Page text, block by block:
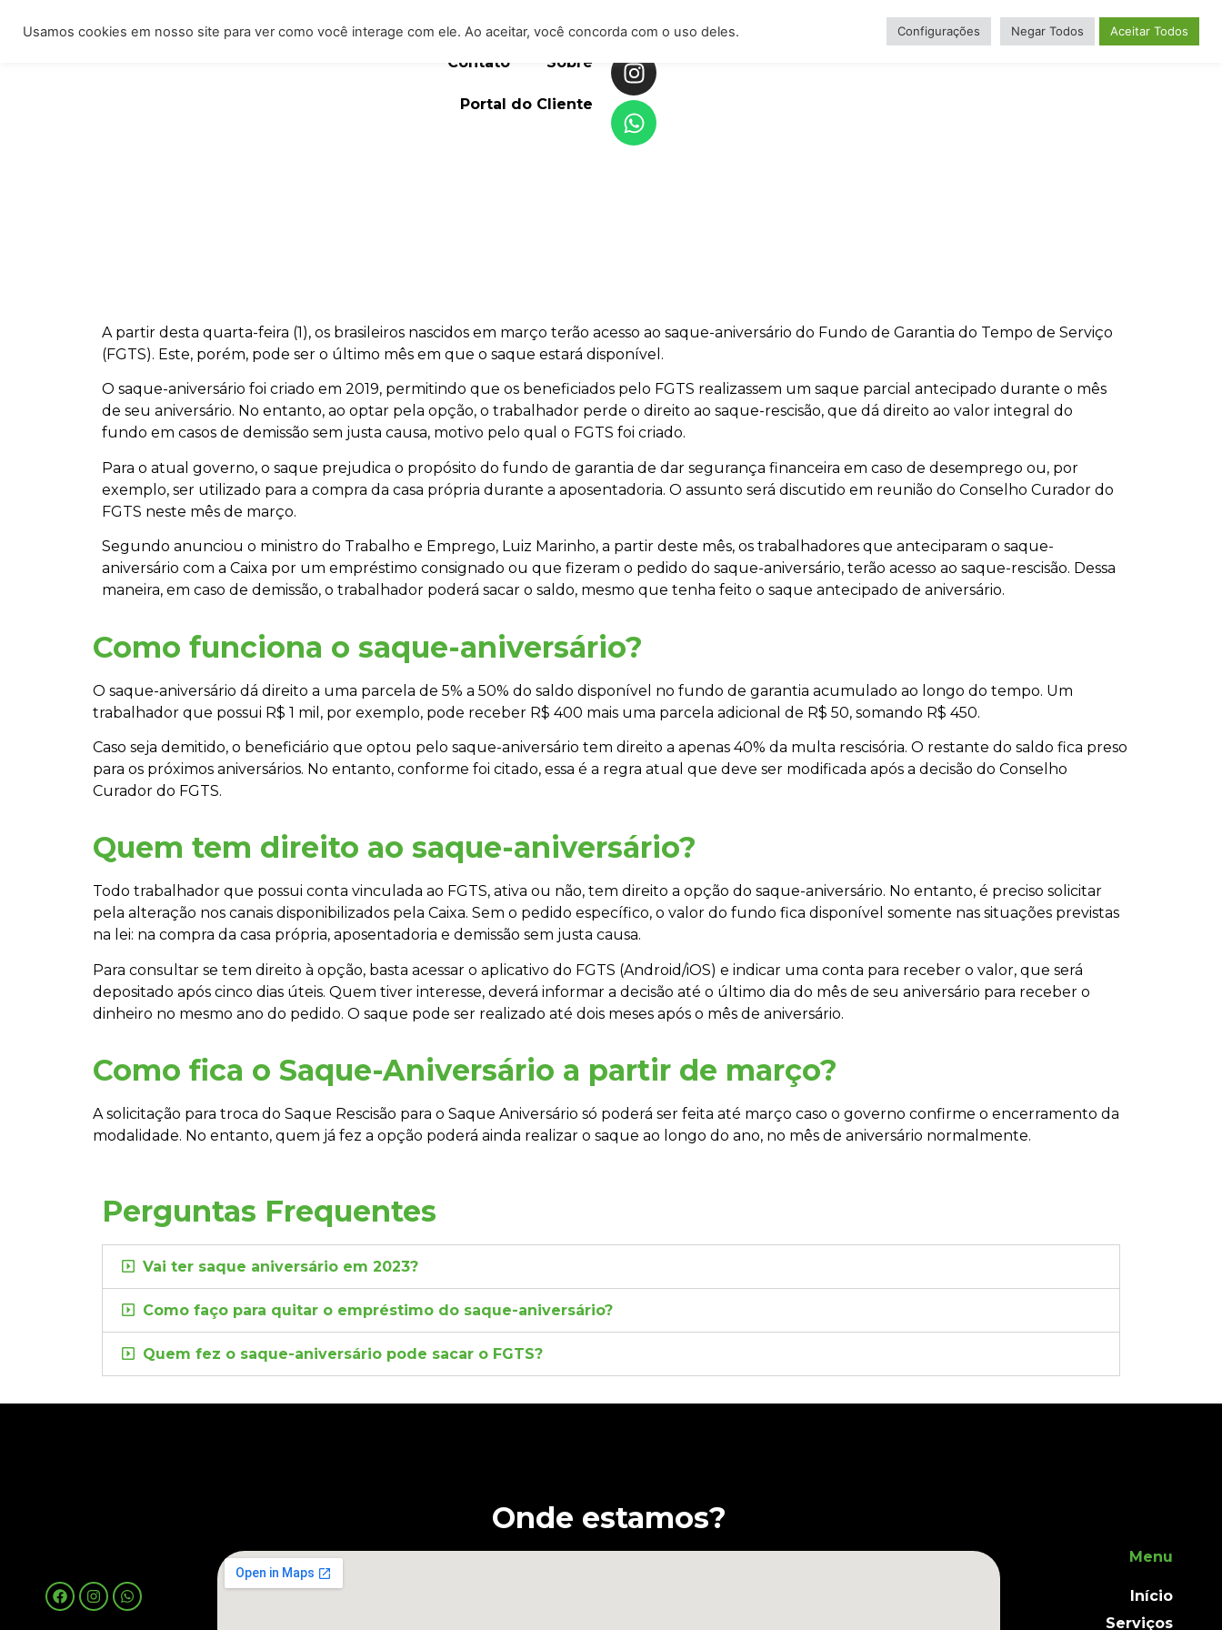
Contato Sobre
Portal do Cliente
A partir desta quarta-feira (1), os brasileiros nascidos em março terão acesso ao saque-aniversário do Fundo de Garantia do Tempo de Serviço
(FGTS). Este, porém, pode ser o último mês em que o saque estará disponível.
O saque-aniversário foi criado em 2019, permitindo que os beneficiados pelo FGTS realizassem um saque parcial antecipado durante o mês
de seu aniversário. No entanto, ao optar pela opção, o trabalhador perde o direito ao saque-rescisão, que dá direito ao valor integral do
fundo em casos de demissão sem justa causa, motivo pelo qual o FGTS foi criado.
Para o atual governo, o saque prejudica o propósito do fundo de garantia de dar segurança financeira em caso de desemprego ou, por
exemplo, ser utilizado para a compra da casa própria durante a aposentadoria. O assunto será discutido em reunião do Conselho Curador do
FGTS neste mês de março.
Segundo anunciou o ministro do Trabalho e Emprego, Luiz Marinho, a partir deste mês, os trabalhadores que anteciparam o saque-
aniversário com a Caixa por um empréstimo consignado ou que fizeram o pedido do saque-aniversário, terão acesso ao saque-rescisão. Dessa
maneira, em caso de demissão, o trabalhador poderá sacar o saldo, mesmo que tenha feito o saque antecipado de aniversário.
Como funciona o saque-aniversário?
O saque-aniversário dá direito a uma parcela de 5% a 50% do saldo disponível no fundo de garantia acumulado ao longo do tempo. Um
trabalhador que possui R$ 1 mil, por exemplo, pode receber R$ 400 mais uma parcela adicional de R$ 50, somando R$ 450.
Caso seja demitido, o beneficiário que optou pelo saque-aniversário tem direito a apenas 40% da multa rescisória. O restante do saldo fica preso
para os próximos aniversários. No entanto, conforme foi citado, essa é a regra atual que deve ser modificada após a decisão do Conselho
Curador do FGTS.
Quem tem direito ao saque-aniversário?
Todo trabalhador que possui conta vinculada ao FGTS, ativa ou não, tem direito a opção do saque-aniversário. No entanto, é preciso solicitar
pela alteração nos canais disponibilizados pela Caixa. Sem o pedido específico, o valor do fundo fica disponível somente nas situações previstas
na lei: na compra da casa própria, aposentadoria e demissão sem justa causa.
Para consultar se tem direito à opção, basta acessar o aplicativo do FGTS (Android/iOS) e indicar uma conta para receber o valor, que será
depositado após cinco dias úteis. Quem tiver interesse, deverá informar a decisão até o último dia do mês de seu aniversário para receber o
dinheiro no mesmo ano do pedido. O saque pode ser realizado até dois meses após o mês de aniversário.
Como fica o Saque-Aniversário a partir de março?
A solicitação para troca do Saque Rescisão para o Saque Aniversário só poderá ser feita até março caso o governo confirme o encerramento da
modalidade. No entanto, quem já fez a opção poderá ainda realizar o saque ao longo do ano, no mês de aniversário normalmente.
Perguntas Frequentes
Vai ter saque aniversário em 2023?
Como faço para quitar o empréstimo do saque-aniversário?
Quem fez o saque-aniversário pode sacar o FGTS?
Onde estamos?
Menu
Início
Serviços
Usamos cookies em nosso site para ver como você interage com ele. Ao aceitar, você concorda com o uso deles. Configurações Negar Todos Aceitar Todos